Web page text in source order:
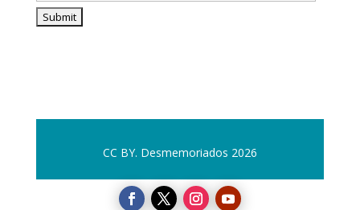
CC BY. Desmemoriados 2026